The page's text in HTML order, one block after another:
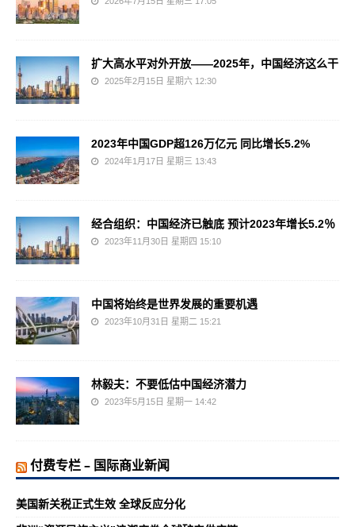
扩大高水平对外开放——2025年，中国经济这么干
2025年2月15日 星期六 12:30
2023年中国GDP超126万亿元 同比增长5.2%
2024年1月17日 星期三 13:43
经合组织：中国经济已触底 预计2023年增长5.2％
2023年11月30日 星期四 15:10
中国将始终是世界发展的重要机遇
2023年10月31日 星期二 15:21
林毅夫：不要低估中国经济潜力
2023年5月15日 星期一 14:42
付费专栏 – 国际商业新闻
美国新关税正式生效 全球反应分化